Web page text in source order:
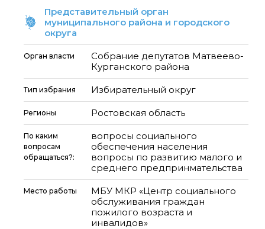
Представительный орган
муниципального района и городского
округа
Орган власти
Собрание депутатов Матвеево-
Курганского района
Тип избрания Избирательный округ
Регионы Ростовская область
По каким
вопросам
обращаться?:
вопросы социального
обеспечения населения
вопросы по развитию малого и
среднего предпринмательства
Место работы
МБУ МКР «Центр социального
обслуживания граждан
пожилого возраста и
инвалидов»